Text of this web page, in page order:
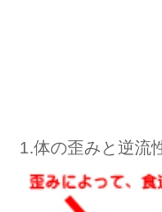
1.体の歪みと逆流